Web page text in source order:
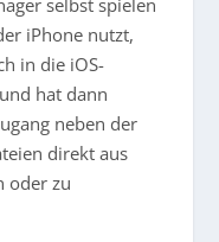
selbst spielen
iPhone nutzt,
in die iOS-
hat dann
neben der
direkt aus
oder zu